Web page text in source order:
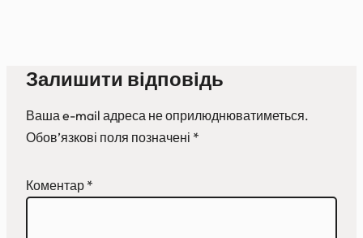
Залишити відповідь
Ваша e-mail адреса не оприлюднюватиметься.
Обов’язкові поля позначені *
Коментар *